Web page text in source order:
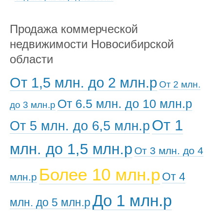
Продажа коммерческой
недвижимости Новосибирской
области
От 1,5 млн. до 2 млн.р От 2 млн.
до 3 млн.р От 6.5 млн. до 10 млн.р
От 5 млн. до 6,5 млн.р От 1
млн. до 1,5 млн.р От 3 млн. до 4
млн.р Более 10 млн.р От 4
млн. до 5 млн.рДо 1 млн.р